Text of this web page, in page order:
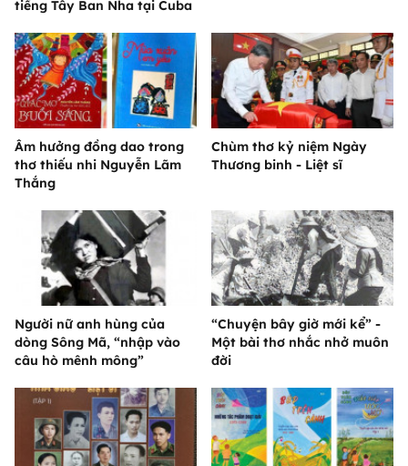
tiếng Tây Ban Nha tại Cuba
Âm hưởng đồng dao trong
thơ thiếu nhi Nguyễn Lãm
Thắng
Chùm thơ kỷ niệm Ngày
Thương binh - Liệt sĩ
Người nữ anh hùng của
dòng Sông Mã, “nhập vào
câu hò mênh mông”
“Chuyện bây giờ mới kể” -
Một bài thơ nhắc nhở muôn
đời